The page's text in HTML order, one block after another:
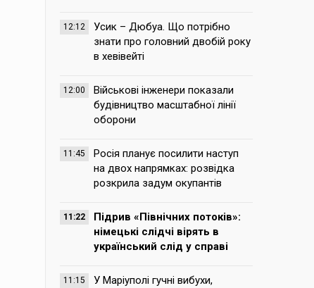
12:12
Усик – Дюбуа. Що потрібно
знати про головний двобій року
в хевівейті
12:00
Військові інженери показали
будівництво масштабної лінії
оборони
11:45
Росія планує посилити наступ
на двох напрямках: розвідка
розкрила задум окупантів
11:22
Підрив «Північних потоків»:
німецькі слідчі вірять в
український слід у справі
11:15
У Маріуполі гучні вибухи,